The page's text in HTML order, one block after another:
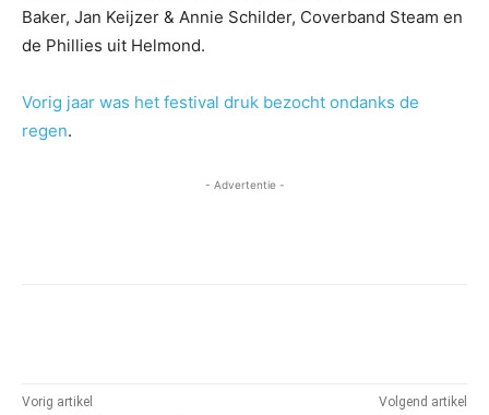
Baker, Jan Keijzer & Annie Schilder, Coverband Steam en
de Phillies uit Helmond.
Vorig jaar was het festival druk bezocht ondanks de
regen.
- Advertentie -
Vorig artikel Volgend artikel